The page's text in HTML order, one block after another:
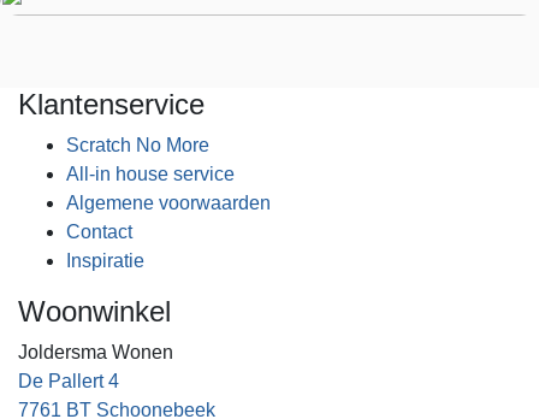
uw wensen zijn afgestemd.
Klantenservice
Scratch No More
All-in house service
Algemene voorwaarden
Contact
Inspiratie
Woonwinkel
Joldersma Wonen
De Pallert 4
7761 BT Schoonebeek